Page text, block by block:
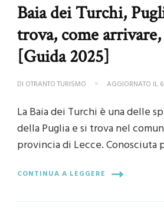
Baia dei Turchi,
trova, come arrivare,
[Guida 2025]
DI OTRANTO TURISMO AGGIORNATO IL
La Baia dei Turchi è una delle
della Puglia e si trova nel
provincia di Lecce. Conosciuta
CONTINUA A LEGGERE